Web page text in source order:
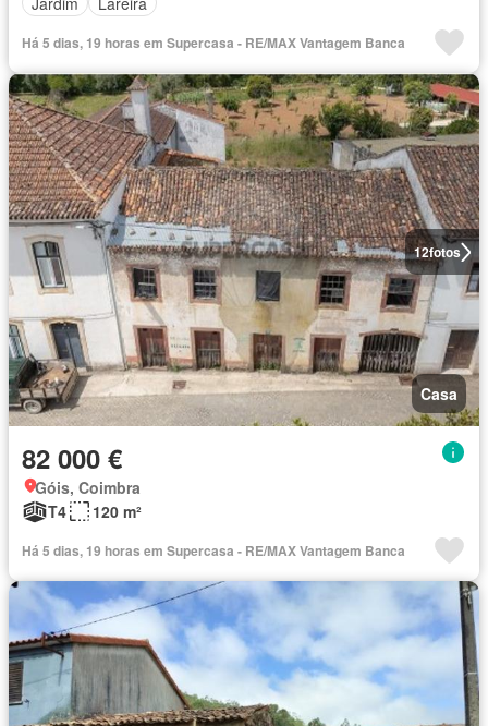
Há 5 dias, 19 horas em Supercasa - RE/MAX Vantagem Banca
12fotos
Casa
82 000 €
Góis, Coimbra
T4
120 m²
Há 5 dias, 19 horas em Supercasa - RE/MAX Vantagem Banca